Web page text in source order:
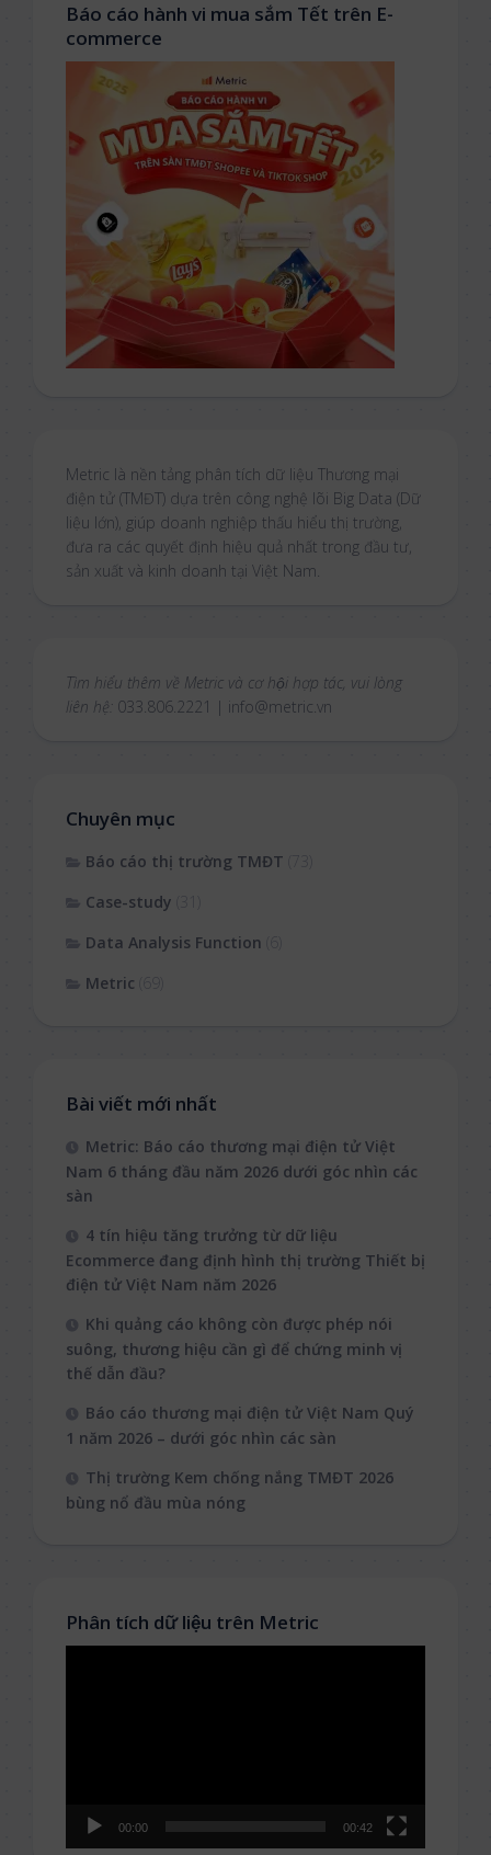
Báo cáo hành vi mua sắm Tết trên E-
commerce
Metric là nền tảng phân tích dữ liệu Thương mại
điện tử (TMĐT) dựa trên công nghệ lõi Big Data (Dữ
liệu lớn), giúp doanh nghiệp thấu hiểu thị trường,
đưa ra các quyết định hiệu quả nhất trong đầu tư,
sản xuất và kinh doanh tại Việt Nam.
Tìm hiểu thêm về Metric và cơ hội hợp tác, vui lòng
liên hệ: 033.806.2221 | info@metric.vn
Chuyên mục
Báo cáo thị trường TMĐT
Case-study
Data Analysis Function
Metric
Bài viết mới nhất
Metric: Báo cáo thương mại điện tử Việt
Nam 6 tháng đầu năm 2026 dưới góc nhìn các
sàn
4 tín hiệu tăng trưởng từ dữ liệu
Ecommerce đang định hình thị trường Thiết bị
điện tử Việt Nam năm 2026
Khi quảng cáo không còn được phép nói
suông, thương hiệu cần gì để chứng minh vị
thế dẫn đầu?
Báo cáo thương mại điện tử Việt Nam Quý
1 năm 2026 – dưới góc nhìn các sàn
Thị trường Kem chống nắng TMĐT 2026
bùng nổ đầu mùa nóng
Phân tích dữ liệu trên Metric
00:00 00:42